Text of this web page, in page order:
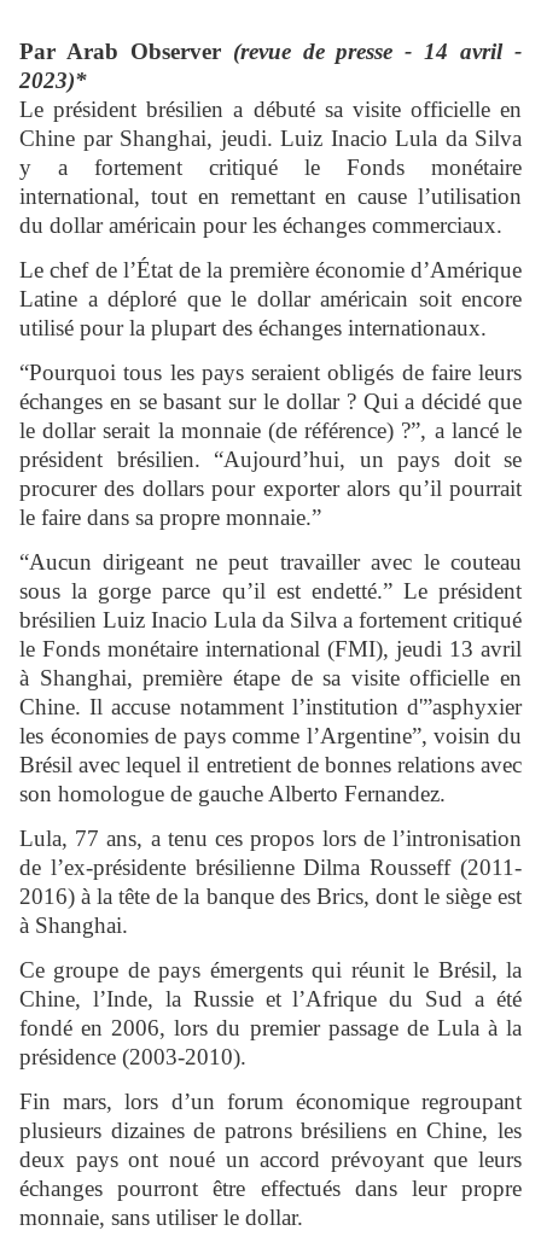
Par Arab Observer(revue de presse - 14 avril -
2023)*
Le président brésilien a débuté sa visite officielle en
Chine par Shanghai, jeudi. Luiz Inacio Lula da Silva
y a fortement critiqué le Fonds monétaire
international, tout en remettant en cause l’utilisation
du dollar américain pour les échanges commerciaux.
Le chef de l’État de la première économie d’Amérique
Latine a déploré que le dollar américain soit encore
utilisé pour la plupart des échanges internationaux.
“Pourquoi tous les pays seraient obligés de faire leurs
échanges en se basant sur le dollar ? Qui a décidé que
le dollar serait la monnaie (de référence) ?”, a lancé le
président brésilien. “Aujourd’hui, un pays doit se
procurer des dollars pour exporter alors qu’il pourrait
le faire dans sa propre monnaie.”
“Aucun dirigeant ne peut travailler avec le couteau
sous la gorge parce qu’il est endetté.” Le président
brésilien Luiz Inacio Lula da Silva a fortement critiqué
le Fonds monétaire international (FMI), jeudi 13 avril
à Shanghai, première étape de sa visite officielle en
Chine. Il accuse notamment l’institution d'”asphyxier
les économies de pays comme l’Argentine”, voisin du
Brésil avec lequel il entretient de bonnes relations avec
son homologue de gauche Alberto Fernandez.
Lula, 77 ans, a tenu ces propos lors de l’intronisation
de l’ex-présidente brésilienne Dilma Rousseff (2011-
2016) à la tête de la banque des Brics, dont le siège est
à Shanghai.
Ce groupe de pays émergents qui réunit le Brésil, la
Chine, l’Inde, la Russie et l’Afrique du Sud a été
fondé en 2006, lors du premier passage de Lula à la
présidence (2003-2010).
Fin mars, lors d’un forum économique regroupant
plusieurs dizaines de patrons brésiliens en Chine, les
deux pays ont noué un accord prévoyant que leurs
échanges pourront être effectués dans leur propre
monnaie, sans utiliser le dollar.